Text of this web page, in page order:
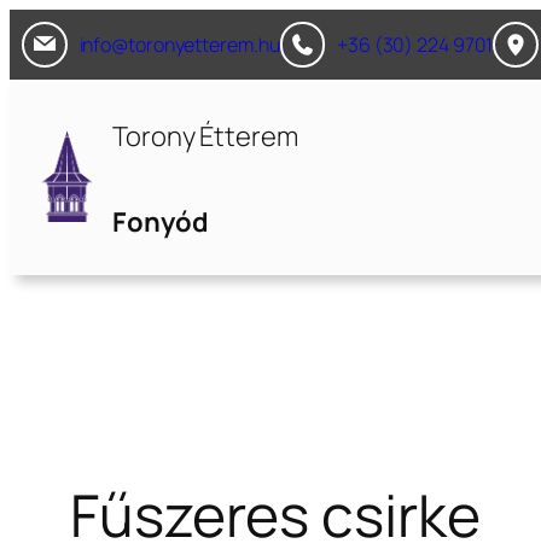
Ugrás
a
info@toronyetterem.hu +36 (30) 224 9701
Torony Étterem
Fonyód
Fűszeres csirke